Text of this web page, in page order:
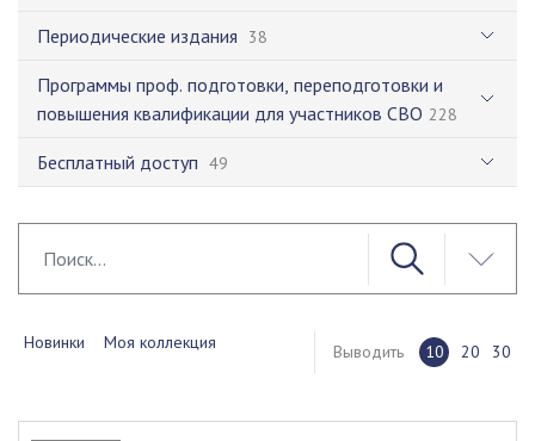
Периодические издания 38
Программы проф. подготовки, переподготовки и
повышения квалификации для участников СВО 228
Бесплатный доступ 49
Новинки Моя коллекция Выводить 10 20 30